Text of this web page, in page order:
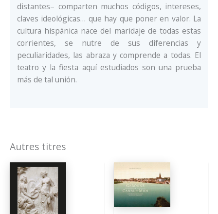
distantes– comparten muchos códigos, intereses,
claves ideológicas… que hay que poner en valor. La
cultura hispánica nace del maridaje de todas estas
corrientes, se nutre de sus diferencias y
peculiaridades, las abraza y comprende a todas. El
teatro y la fiesta aquí estudiados son una prueba
más de tal unión.
Autres titres